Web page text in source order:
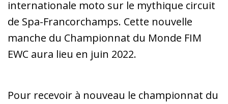
internationale moto sur le mythique circuit
de Spa-Francorchamps. Cette nouvelle
manche du Championnat du Monde FIM
EWC aura lieu en juin 2022.
Pour recevoir à nouveau le championnat du